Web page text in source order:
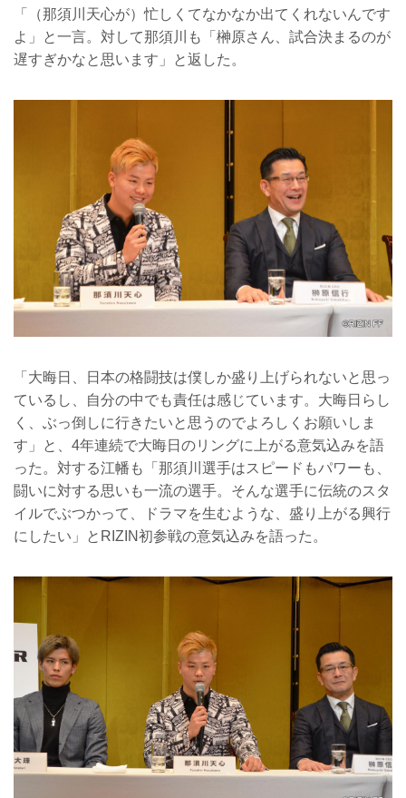
「（那須川天心が）忙しくてなかなか出てくれないんです
よ」と一言。対して那須川も「榊原さん、試合決まるのが
遅すぎかなと思います」と返した。
「大晦日、日本の格闘技は僕しか盛り上げられないと思っ
ているし、自分の中でも責任は感じています。大晦日らし
く、ぶっ倒しに行きたいと思うのでよろしくお願いしま
す」と、4年連続で大晦日のリングに上がる意気込みを語
った。対する江幡も「那須川選手はスピードもパワーも、
闘いに対する思いも一流の選手。そんな選手に伝統のスタ
イルでぶつかって、ドラマを生むような、盛り上がる興行
にしたい」とRIZIN初参戦の意気込みを語った。